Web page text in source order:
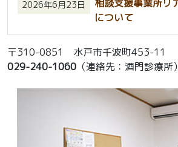
2026年6月23日
相談支援事業所リ
について
〒310-0851 水戸市千波町453-11
029-240-1060 （連絡先：酒門診療所）